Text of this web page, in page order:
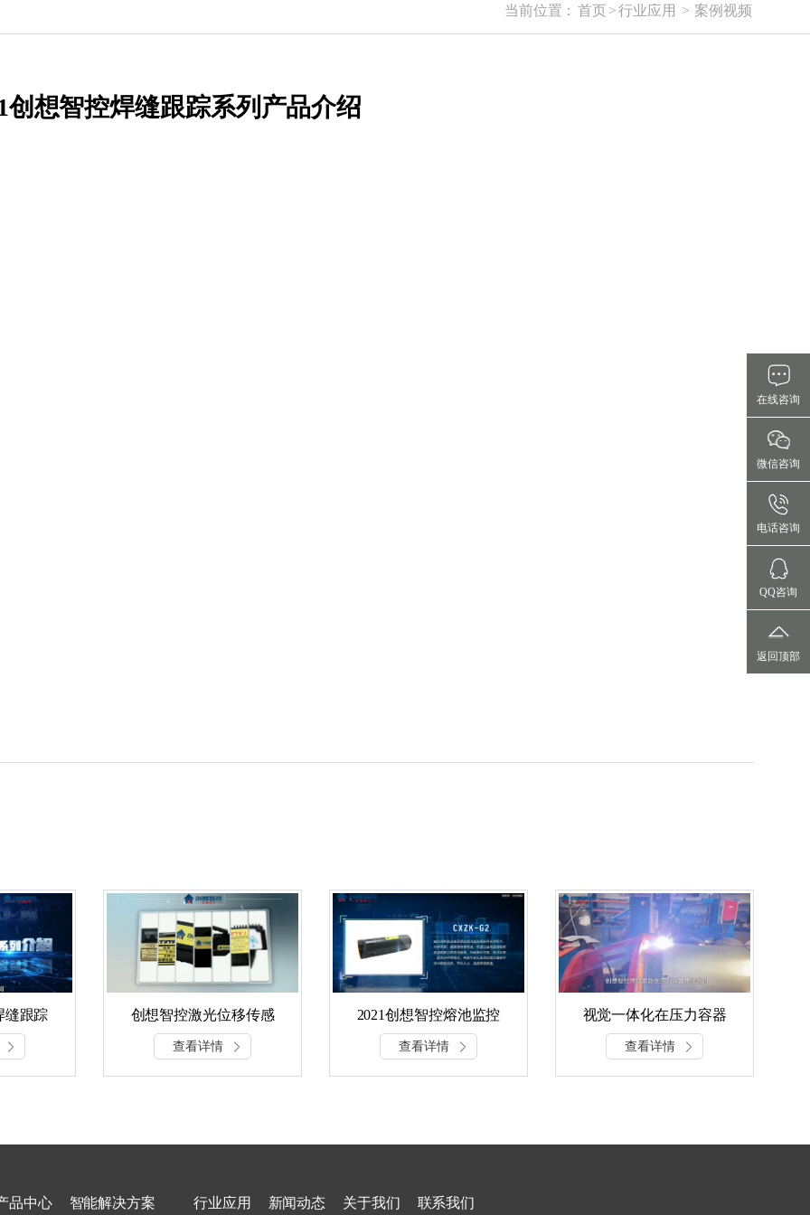
当前位置： 首页>行业应用 > 案例视频
创想智控焊缝跟踪系列产品介绍
缝跟踪
绍
创想智控激光位移传感
器系列产品介绍
查看详情
2021创想智控熔池监控
系列产品介绍
查看详情
视觉一体化在压力容器
焊接应用
查看详情
品中心 智能解决方案 行业应用 新闻动态 关于我们 联系我们
在线咨询
微信咨询
电话咨询
QQ咨询
返回顶部